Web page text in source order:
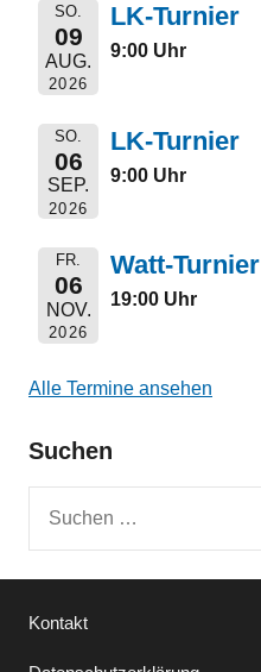
SO.
09
AUG.
2026
LK-Turnier
9:00 Uhr
SO.
06
SEP.
2026
LK-Turnier
9:00 Uhr
FR.
06
NOV.
2026
Watt-Turnier
19:00 Uhr
Alle Termine ansehen
Suchen
Kontakt